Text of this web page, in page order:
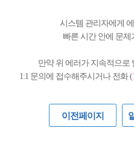
시스템 관리자에게
빠른 시간 안에 문
만약 위 에러가 지속적으로
1:1 문의에 접수해주시거나 전화 (
이전페이지